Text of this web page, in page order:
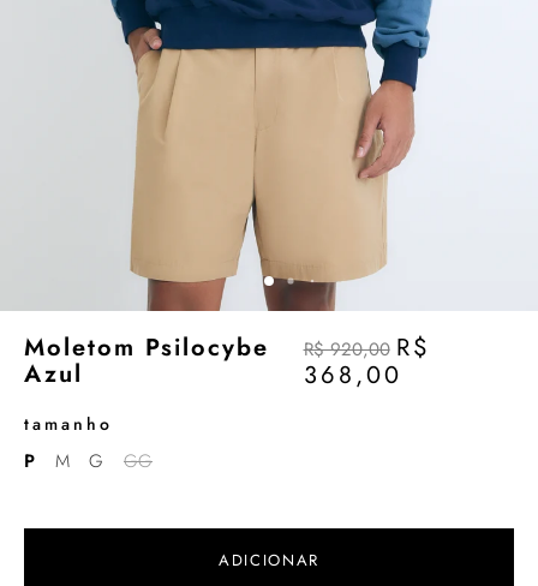
Moletom Psilocybe
Azul
R$ 920,00 R$
368,00
tamanho
P M G GG
ADICIONAR